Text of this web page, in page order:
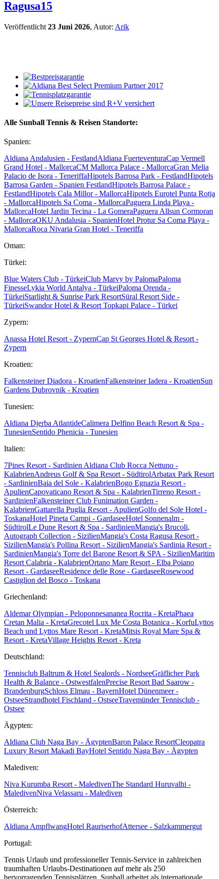
Ragusa15
Veröffentlicht 23 Juni 2026, Autor: Arik
Alle Sunball Tennis & Reisen Standorte:
Spanien:
Aldiana Andalusien - FestlandAldiana FuerteventuraCap Vermell
Grand Hotel - MallorcaCM Mallorca Palace - MallorcaGran Melia
Palacio de Isora - TeneriffaHipotels Barrosa Park - FestlandHipotels
Barrosa Garden - Spanien FestlandHipotels Barrosa Palace -
FestlandHipotels Cala Millor - MallorcaHipotels Eurotel Punta Rotja
- MallorcaHipotels Sa Coma - MallorcaPaguera Linda Playa -
MallorcaHotel Jardin Tecina - La GomeraPaguera Allsun Cormoran
- MallorcaOKU Andalusia - SpanienHotel Protur Sa Coma Playa -
MallorcaRoca Nivaria Gran Hotel - Teneriffa
Oman:
Türkei:
Blue Waters Club - TürkeiClub Marvy by PalomaPaloma
FinesseLykia World Antalya - TürkeiPaloma Orenda -
TürkeiStarlight & Sunrise Park ResortSüral Resort Side -
TürkeiSwandor Hotel & Resort Topkapi Palace - Türkei
Zypern:
Anassa Hotel Resort - ZypernCap St Georges Hotel & Resort -
Zypern
Kroatien:
Falkensteiner Diadora - KroatienFalkensteiner Iadera - KroatienSun
Gardens Dubrovnik - Kroatien
Tunesien:
Aldiana Djerba AtlantideCalimera Delfino Beach Resort & Spa -
TunesienSentido Phenicia - Tunesien
Italien:
7Pines Resort - Sardinien Aldiana Club Rocca Nettuno -
KalabrienAndreus Golf & Spa Resort - SüdtirolArbatax Park Resort
- SardinienBaia del Sole - KalabrienBogo Egnazia Resort -
ApulienCapovaticano Resort & Spa - KalabrienTirreno Resort -
SardinienFalkensteiner Club Funimation Garden -
KalabrienGattarella Puglia Resort - ApulienGolfo del Sole Hotel -
ToskanaHotel Pineta Campi - GardaseeHotel Sonnenalm -
SüdtirolLe Dune Resort & Spa - SardinienMangia's Brucoli,
Autograph Collection - SizilienMangia's Costa Ragusa Resort -
SizilienMangia's Pollina Resort - SizilienMangia's Sardinia Resort -
SardinienMangia's Torre del Barone Resort & SPA - SizilienMaritim
Resort Calabria - KalabrienOrtano Mare Resort - Elba Poiano
Resort - GardaseeResidence delle Rose - GardaseeRosewood
Castiglion del Bosco - Toskana
Griechenland:
Aldemar Olympian - Peloponnesananea Rocrita - KretaPhaea
Cretan Malia - KretaGrecotel Lux Me Costa Botanica - KorfuLyttos
Beach und Lyttos Mare Resort - KretaMitsis Royal Mare Spa &
Resort - KretaVillage Heights Resort - Kreta
Deutschland:
Tennisclub Baltrum & Hotel Sealords - NordseeGräflicher Park
Health & Balance - OstwestfalenPrecise Resort Bad Saarow -
BrandenburgSchloss Elmau - BayernHotel Dünenmeer -
OstseeStrandhotel Fischland - OstseeTravemünder Tennisclub -
Ostsee
Ägypten:
Aldiana Club Naga Bay - ÄgyptenBaron Palace ResortCleopatra
Luxury Resort Makadi BayHotel Sentido Naga Bay - Ägypten
Malediven:
Niva Kurumba Resort - MaledivenThe Standard Huruvalhi -
MaledivenNiva Velassaru - Malediven
Österreich:
Aldiana AmpflwangHotel RauriserhofAttersee - Salzkammergut
Portugal:
Tennis Urlaub und professioneller Tennis-Service in zahlreichen
traumhaften Urlaubs-Destinationen auf mehr als 250